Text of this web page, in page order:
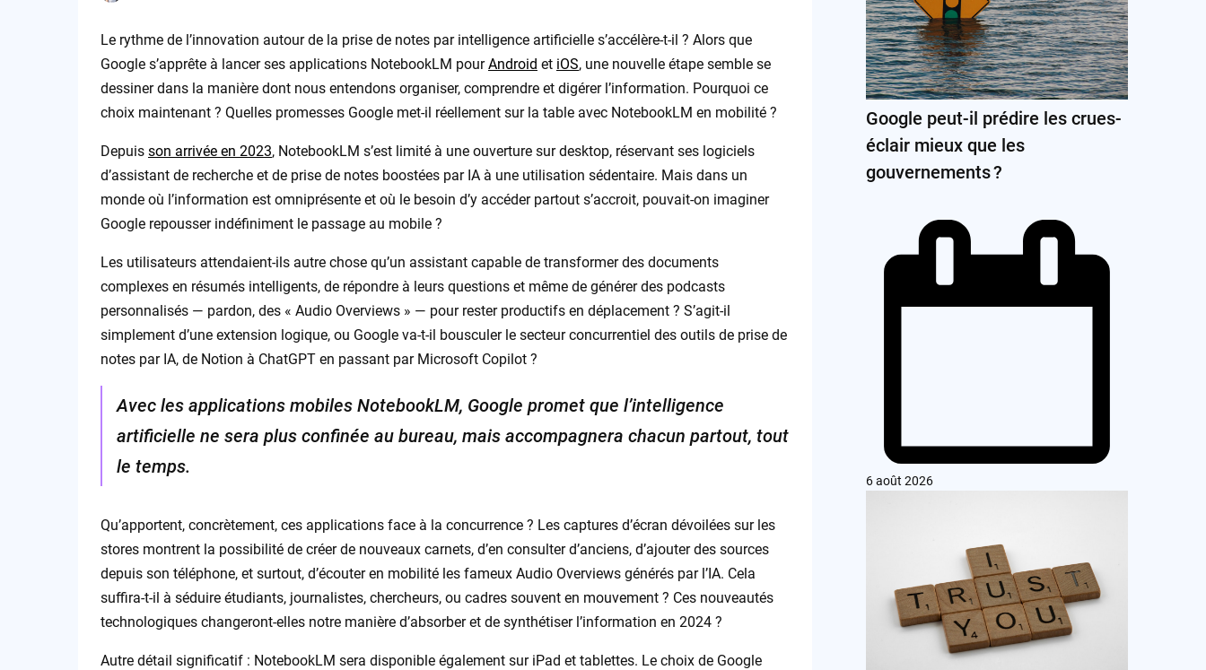
Le rythme de l’innovation autour de la prise de notes par intelligence artificielle s’accélère-t-il ? Alors que
Google s’apprête à lancer ses applications NotebookLM pourAndroid et iOS, une nouvelle étape semble se
dessiner dans la manière dont nous entendons organiser, comprendre et digérer l’information. Pourquoi ce
choix maintenant ? Quelles promesses Google met-il réellement sur la table avec NotebookLM en mobilité ?
Depuis son arrivée en 2023, NotebookLM s’est limité à une ouverture sur desktop, réservant ses logiciels
d’assistant de recherche et de prise de notes boostées par IA à une utilisation sédentaire. Mais dans un
monde où l’information est omniprésente et où le besoin d’y accéder partout s’accroit, pouvait-on imaginer
Google repousser indéfiniment le passage au mobile ?
Les utilisateurs attendaient-ils autre chose qu’un assistant capable de transformer des documents
complexes en résumés intelligents, de répondre à leurs questions et même de générer des podcasts
personnalisés — pardon, des « Audio Overviews » — pour rester productifs en déplacement ? S’agit-il
simplement d’une extension logique, ou Google va-t-il bousculer le secteur concurrentiel des outils de prise de
notes par IA, de Notion à ChatGPT en passant par Microsoft Copilot ?
Avec les applications mobiles NotebookLM, Google promet que l’intelligence
artificielle ne sera plus confinée au bureau, mais accompagnera chacun partout, tout
le temps.
Qu’apportent, concrètement, ces applications face à la concurrence ? Les captures d’écran dévoilées sur les
stores montrent la possibilité de créer de nouveaux carnets, d’en consulter d’anciens, d’ajouter des sources
depuis son téléphone, et surtout, d’écouter en mobilité les fameux Audio Overviews générés par l’IA. Cela
suffira-t-il à séduire étudiants, journalistes, chercheurs, ou cadres souvent en mouvement ? Ces nouveautés
technologiques changeront-elles notre manière d’absorber et de synthétiser l’information en 2024 ?
Autre détail significatif : NotebookLM sera disponible également sur iPad et tablettes. Le choix de Google
Google peut-il prédire les crues-
éclair mieux que les
gouvernements ?
6 août 2026